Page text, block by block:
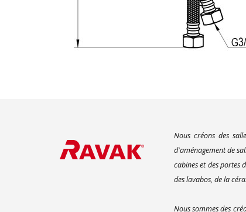
Nous créons des
d'aménagement de
cabines et des portes
des lavabos, de la
Nous sommes des